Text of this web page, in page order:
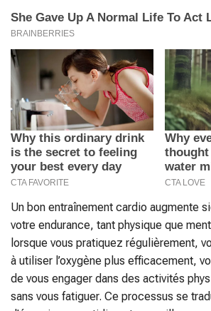
Un bon entraînement cardio augmente
votre endurance, tant physique que
lorsque vous pratiquez régulièrement,
à utiliser l’oxygène plus efficacement,
de vous engager dans des activités
sans vous fatiguer. Ce processus se